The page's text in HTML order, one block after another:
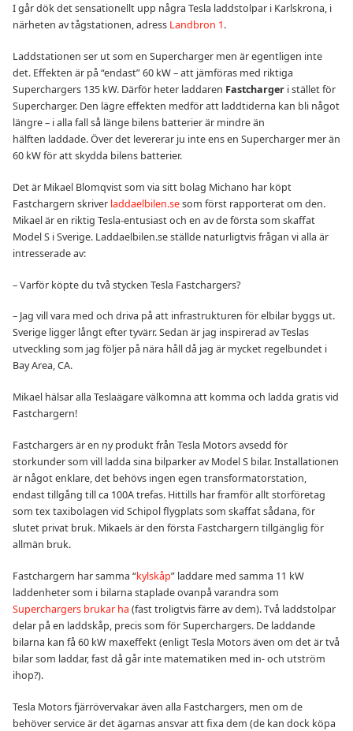
I går dök det sensationellt upp några Tesla laddstolpar i Karlskrona, i
närheten av tågstationen, adress Landbron 1.
Laddstationen ser ut som en Supercharger men är egentligen inte
det. Effekten är på “endast” 60 kW – att jämföras med riktiga
Superchargers 135 kW. Därför heter laddaren Fastcharger i stället för
Supercharger. Den lägre effekten medför att laddtiderna kan bli något
längre – i alla fall så länge bilens batterier är mindre än
hälften laddade. Över det levererar ju inte ens en Supercharger mer än
60 kW för att skydda bilens batterier.
Det är Mikael Blomqvist som via sitt bolag Michano har köpt
Fastchargern skriver laddaelbilen.sesom först rapporterat om den.
Mikael är en riktig Tesla-entusiast och en av de första som skaffat
Model S i Sverige. Laddaelbilen.se ställde naturligtvis frågan vi alla är
intresserade av:
– Varför köpte du två stycken Tesla Fastchargers?
– Jag vill vara med och driva på att infrastrukturen för elbilar byggs ut.
Sverige ligger långt efter tyvärr. Sedan är jag inspirerad av Teslas
utveckling som jag följer på nära håll då jag är mycket regelbundet i
Bay Area, CA.
Mikael hälsar alla Teslaägare välkomna att komma och ladda gratis vid
Fastchargern!
Fastchargers är en ny produkt från Tesla Motors avsedd för
storkunder som vill ladda sina bilparker av Model S bilar. Installationen
är något enklare, det behövs ingen egen transformatorstation,
endast tillgång till ca 100A trefas. Hittills har framför allt storföretag
som tex taxibolagen vid Schipol flygplats som skaffat sådana, för
slutet privat bruk. Mikaels är den första Fastchargern tillgänglig för
allmän bruk.
Fastchargern har samma “kylskåp” laddare med samma 11 kW
laddenheter som i bilarna staplade ovanpå varandra som
Superchargers brukar ha (fast troligtvis färre av dem). Två laddstolpar
delar på en laddskåp, precis som för Superchargers. De laddande
bilarna kan få 60 kW maxeffekt (enligt Tesla Motors även om det är två
bilar som laddar, fast då går inte matematiken med in- och utström
ihop?).
Tesla Motors fjärrövervakar även alla Fastchargers, men om de
behöver service är det ägarnas ansvar att fixa dem (de kan dock köpa